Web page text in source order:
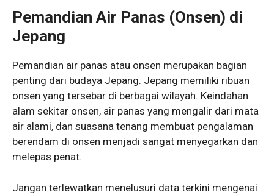
Pemandian Air Panas (Onsen) di
Jepang
Pemandian air panas atau onsen merupakan bagian
penting dari budaya Jepang. Jepang memiliki ribuan
onsen yang tersebar di berbagai wilayah. Keindahan
alam sekitar onsen, air panas yang mengalir dari mata
air alami, dan suasana tenang membuat pengalaman
berendam di onsen menjadi sangat menyegarkan dan
melepas penat.
Jangan terlewatkan menelusuri data terkini mengenai